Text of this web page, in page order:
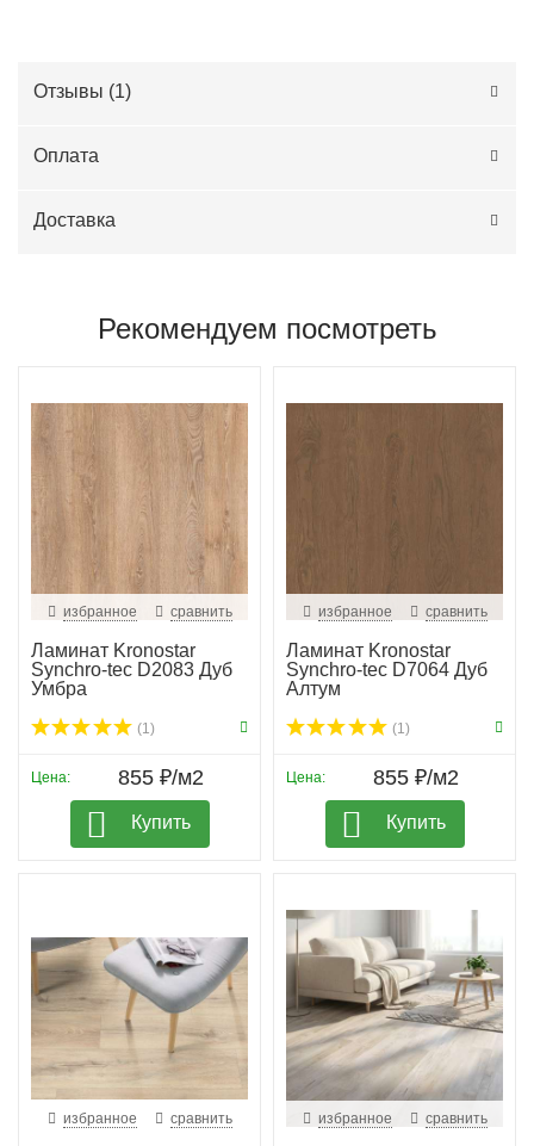
Отзывы (1)
Оплата
Доставка
Рекомендуем посмотреть
избранное сравнить
Ламинат Kronostar
Synchro-tec D2083 Дуб
Умбра
(1)
Цена: 855 ₽/м2
Купить
избранное сравнить
Ламинат Kronostar
Synchro-tec D7064 Дуб
Алтум
(1)
Цена: 855 ₽/м2
Купить
избранное сравнить избранное сравнить